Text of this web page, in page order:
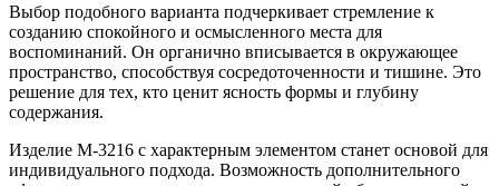
Выбор подобного варианта подчеркивает стремление к
созданию спокойного и осмысленного места для
воспоминаний. Он органично вписывается в окружающее
пространство, способствуя сосредоточенности и тишине. Это
решение для тех, кто ценит ясность формы и глубину
содержания.
Изделие M-3216 с характерным элементом станет основой для
индивидуального подхода. Возможность дополнительного